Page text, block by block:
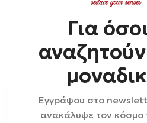
Για
Εγγράψου στο
ανακάλυψε τον κόσμο